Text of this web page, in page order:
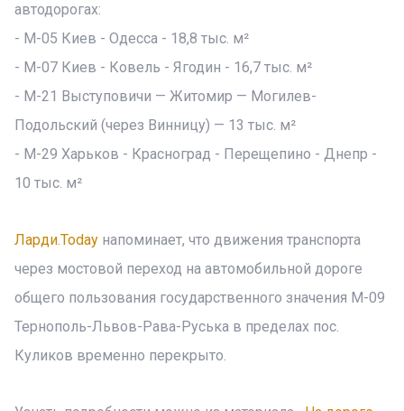
автодорогах:
- М-05 Киев - Одесса - 18,8 тыс. м²
- М-07 Киев - Ковель - Ягодин - 16,7 тыс. м²
- М-21 Выступовичи — Житомир — Могилев-
Подольский (через Винницу) — 13 тыс. м²
- М-29 Харьков - Красноград - Перещепино - Днепр -
10 тыс. м²
Ларди.Today напоминает, что движения транспорта
через мостовой переход на автомобильной дороге
общего пользования государственного значения М-09
Тернополь-Львов-Рава-Руська в пределах пос.
Куликов временно перекрыто.